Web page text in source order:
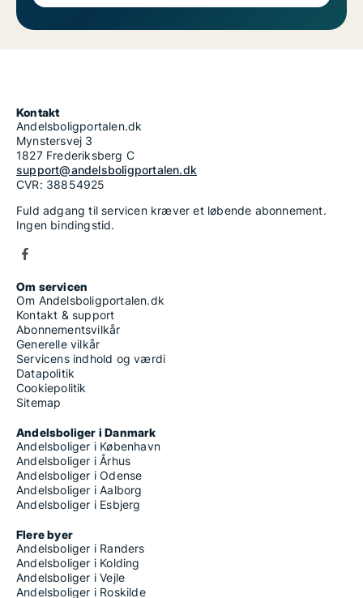
Kontakt
Andelsboligportalen.dk
Mynstersvej 3
1827 Frederiksberg C
support@andelsboligportalen.dk
CVR: 38854925
Fuld adgang til servicen kræver et løbende abonnement.
Ingen bindingstid.
Om servicen
Om Andelsboligportalen.dk
Kontakt & support
Abonnementsvilkår
Generelle vilkår
Servicens indhold og værdi
Datapolitik
Cookiepolitik
Sitemap
Andelsboliger i Danmark
Andelsboliger i København
Andelsboliger i Århus
Andelsboliger i Odense
Andelsboliger i Aalborg
Andelsboliger i Esbjerg
Flere byer
Andelsboliger i Randers
Andelsboliger i Kolding
Andelsboliger i Vejle
Andelsboliger i Roskilde